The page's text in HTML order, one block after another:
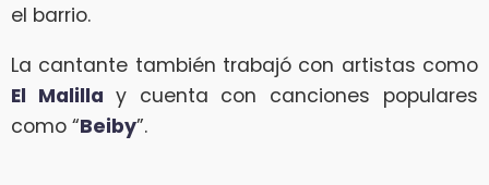
el barrio.
La cantante también trabajó con artistas como
El Malilla y cuenta con canciones populares
como “Beiby”.